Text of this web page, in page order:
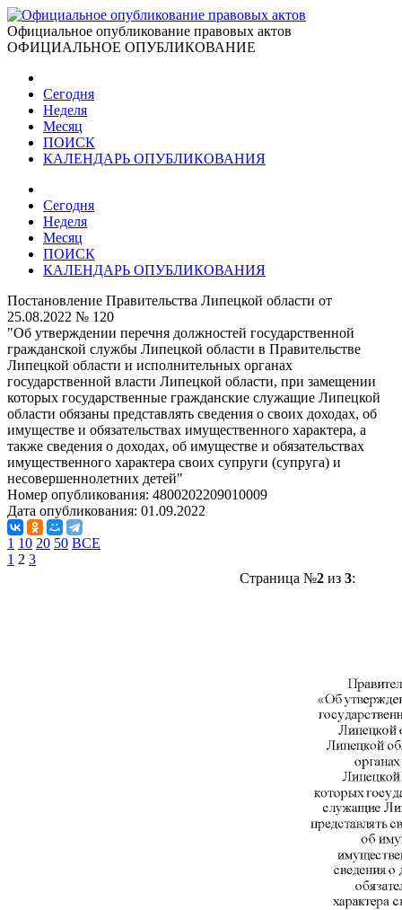
Официальное опубликование правовых актов
ОФИЦИАЛЬНОЕ ОПУБЛИКОВАНИЕ
Сегодня
Неделя
Месяц
ПОИСК
КАЛЕНДАРЬ ОПУБЛИКОВАНИЯ
Сегодня
Неделя
Месяц
ПОИСК
КАЛЕНДАРЬ ОПУБЛИКОВАНИЯ
Постановление Правительства Липецкой области от
25.08.2022 № 120
"Об утверждении перечня должностей государственной
гражданской службы Липецкой области в Правительстве
Липецкой области и исполнительных органах
государственной власти Липецкой области, при замещении
которых государственные гражданские служащие Липецкой
области обязаны представлять сведения о своих доходах, об
имуществе и обязательствах имущественного характера, а
также сведения о доходах, об имуществе и обязательствах
имущественного характера своих супруги (супруга) и
несовершеннолетних детей"
Номер опубликования: 4800202209010009
Дата опубликования: 01.09.2022
1 10 20 50 ВСЕ
1 2 3
Страница №2из 3: